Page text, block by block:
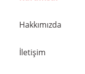
Hakkımızda
İletişim